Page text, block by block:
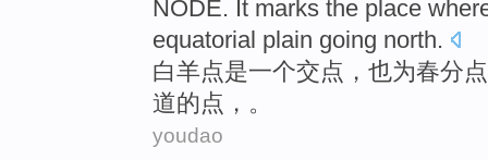
NODE. It marks the place
equatorial plain going north.
白羊点是一个交点 ， 也为春分点
道的 点，。
youdao